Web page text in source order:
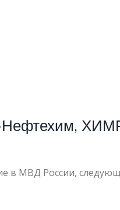
в МВД России,